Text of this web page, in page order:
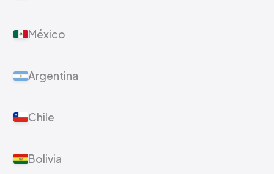
México
Argentina
Chile
Bolivia